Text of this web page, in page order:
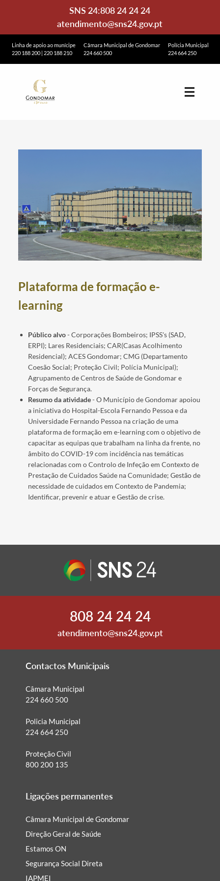
SNS 24:808 24 24 24
atendimento@sns24.gov.pt
Linha de apoio ao munícipe
220 188 200| 220 188 210
Câmara Municipal de Gondomar
224 660 500
Polícia Municipal
224 664 250
Plataforma de formação e-
learning
Público alvo- Corporações Bombeiros; IPSS's (SAD,
ERPI); Lares Residenciais; CAR(Casas Acolhimento
Residencial); ACES Gondomar; CMG (Departamento
Coesão Social; Proteção Civil; Polícia Municipal);
Agrupamento de Centros de Saúde de Gondomar e
Forças de Segurança.
Resumo da atividade- O Município de Gondomar apoiou
a iniciativa do Hospital-Escola Fernando Pessoa e da
Universidade Fernando Pessoa na criação de uma
plataforma de formação em e-learning com o objetivo de
capacitar as equipas que trabalham na linha da frente, no
âmbito do COVID-19 com incidência nas temáticas
relacionadas com o Controlo de Infeção em Contexto de
Prestação de Cuidados Saúde na Comunidade; Gestão de
necessidade de cuidados em Contexto de Pandemia;
Identificar, prevenir e atuar e Gestão de crise.
808 24 24 24
atendimento@sns24.gov.pt
Contactos Municipais
Câmara Municipal
224 660 500
Policia Municipal
224 664 250
Proteção Civil
800 200 135
Ligações permanentes
Câmara Municipal de Gondomar
Direção Geral de Saúde
Estamos ON
Segurança Social Direta
IAPMEI